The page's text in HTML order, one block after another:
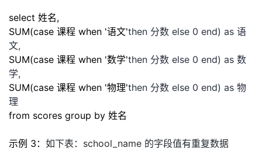
select 姓名,
SUM(case 课程 when '语文'then 分数 else 0 end) as 语
文,
SUM(case 课程 when '数学'then 分数 else 0 end) as 数
学,
SUM(case 课程 when '物理'then 分数 else 0 end) as 物
理
from scores group by 姓名
示例 3： 如下表： school_name 的字段值有重复数据